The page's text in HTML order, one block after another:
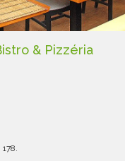
& Pizzéria